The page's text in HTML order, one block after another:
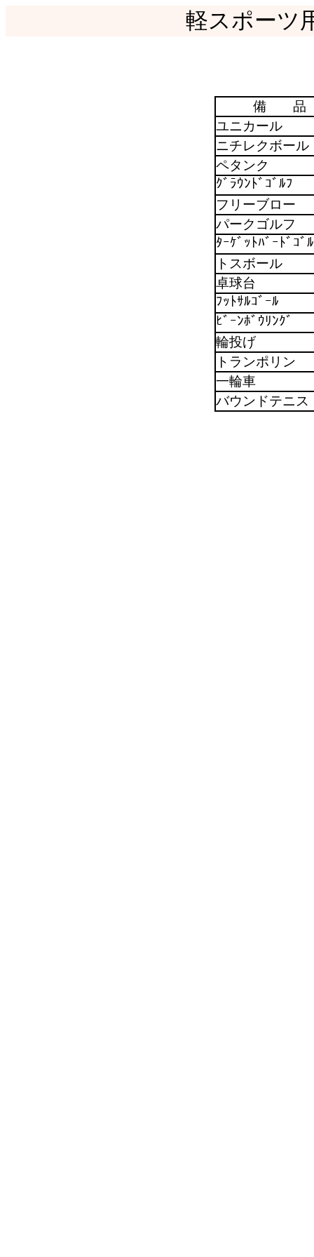
軽スポーツ
備 品
ユニカール
ニチレクボール
ペタンク
ｸﾞﾗｳﾝﾄﾞｺﾞﾙﾌ
フリーブロー
パークゴルフ
ﾀｰｹﾞｯﾄﾊﾞｰﾄﾞｺﾞ
トスボール
卓球台
ﾌｯﾄｻﾙｺﾞｰﾙ
ﾋﾞｰﾝﾎﾞｳﾘﾝｸﾞ
輪投げ
トランポリン
一輪車
バウンドテニス